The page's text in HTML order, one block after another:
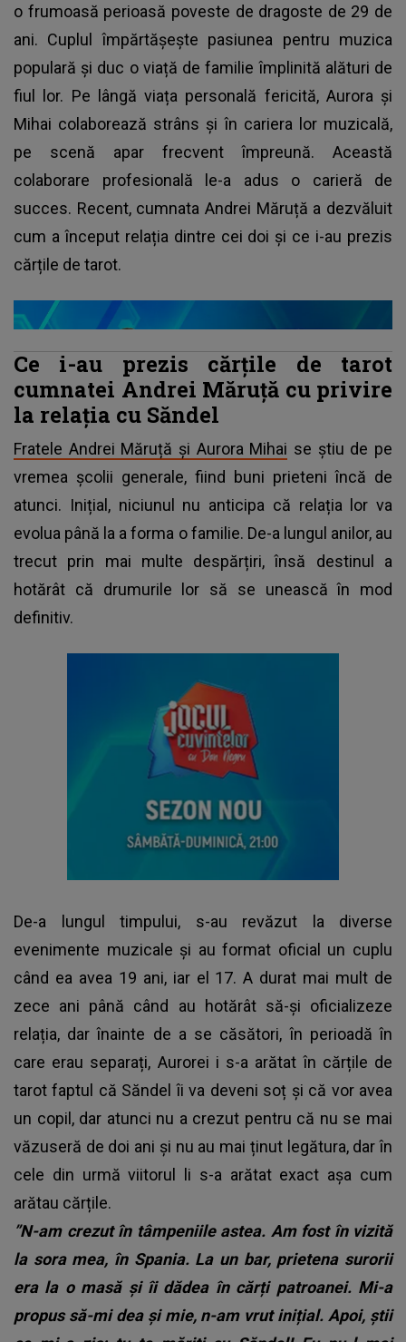
o frumoasă perioasă poveste de dragoste de 29 de
ani. Cuplul împărtășește pasiunea pentru muzica
populară și duc o viață de familie împlinită alături de
fiul lor. Pe lângă viața personală fericită, Aurora și
Mihai colaborează strâns și în cariera lor muzicală,
pe scenă apar frecvent împreună. Această
colaborare profesională le-a adus o carieră de
succes. Recent, cumnata Andrei Măruță a dezvăluit
cum a început relația dintre cei doi și ce i-au prezis
cărțile de tarot.
Ce i-au prezis cărțile de tarot
cumnatei Andrei Măruță cu privire
la relația cu Săndel
Fratele Andrei Măruță și Aurora Mihai se știu de pe
vremea școlii generale, fiind buni prieteni încă de
atunci. Inițial, niciunul nu anticipa că relația lor va
evolua până la a forma o familie. De-a lungul anilor, au
trecut prin mai multe despărțiri, însă destinul a
hotărât că drumurile lor să se unească în mod
definitiv.
De-a lungul timpului, s-au revăzut la diverse
evenimente muzicale și au format oficial un cuplu
când ea avea 19 ani, iar el 17. A durat mai mult de
zece ani până când au hotărât să-și oficializeze
relația, dar înainte de a se căsători, în perioadă în
care erau separați, Aurorei i s-a arătat în cărțile de
tarot faptul că Săndel îi va deveni soț și că vor avea
un copil, dar atunci nu a crezut pentru că nu se mai
văzuseră de doi ani și nu au mai ținut legătura, dar în
cele din urmă viitorul li s-a arătat exact așa cum
arătau cărțile.
”N-am crezut în tâmpeniile astea. Am fost în vizită
la sora mea, în Spania. La un bar, prietena surorii
era la o masă și îi dădea în cărți patroanei. Mi-a
propus să-mi dea și mie, n-am vrut inițial. Apoi, știi